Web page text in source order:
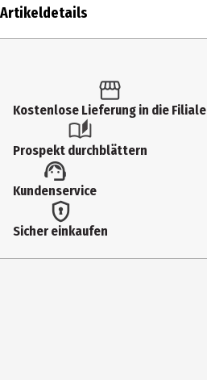
Artikeldetails
Produkttyp
Hersteller
C. Josef Lamy GmbH
Herstelleradresse
Kostenlose Lieferung in die Filiale
Prospekt durchblättern
Kundenservice
Sicher einkaufen